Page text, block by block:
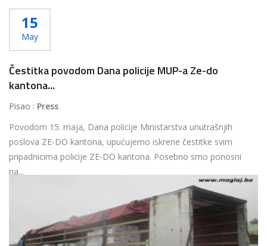
15
May
Čestitka povodom Dana policije MUP-a Ze-do
kantona...
Pisao : Press
Povodom 15. maja, Dana policije Ministarstva unutrašnjih
poslova ZE-DO kantona, upućujemo iskrene čestitke svim
pripadnicima policije ZE-DO kantona. Posebno smo ponosni
na...